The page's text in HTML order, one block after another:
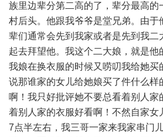
族里边辈分第二高的了，辈分最高的
村后头。他跟我爷爷是堂兄弟。由于
辈们通常会先到我家或者是先到我二
起去拜望他。我这个二大娘，就是他
我娘在换衣服的时候又唠叨我给她买
说那谁家的女儿给她娘买了件什么样
啊！我只好批评她不要总看着别人家
着别人家的衣服好看啊！不然自家女
7点半左右，我三哥一家来我家串门